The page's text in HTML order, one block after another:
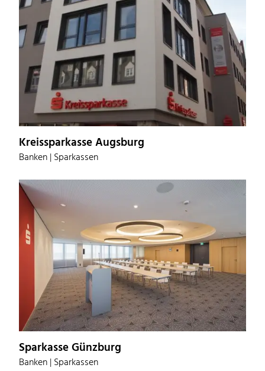
Kreissparkasse Augsburg
Banken | Sparkassen
Sparkasse Günzburg
Banken | Sparkassen